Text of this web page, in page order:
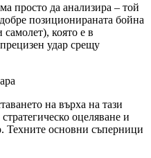
просто да анализира – той
позиционираната бойна
която е в
удар срещу
на върха на тази
оцеляване и
Техните основни съперници